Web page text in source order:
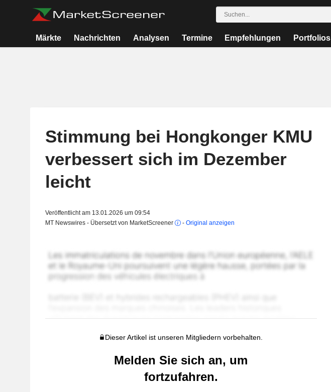
Märkte Nachrichten Analysen Termine Empfehlungen Portfolios
Stimmung bei Hongkonger KMU
verbessert sich im Dezember
leicht
Veröffentlicht am 13.01.2026 um 09:54
MT Newswires - Übersetzt von MarketScreener
- Original anzeigen
Dieser Artikel ist unseren Mitgliedern vorbehalten.
Melden Sie sich an, um
fortzufahren.